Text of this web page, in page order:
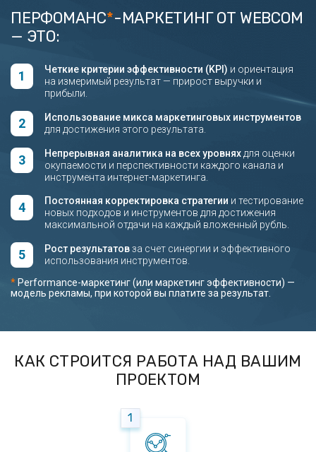
ПЕРФОМАНС*-МАРКЕТИНГ ОТ WEBCOM
— ЭТО:
Четкие критерии эффективности (KPI) и ориентация
на измеримый результат — прирост выручки и
прибыли.
Использование микса маркетинговых инструментов
для достижения этого результата.
Непрерывная аналитика на всех уровнях для оценки
окупаемости и перспективности каждого канала и
инструмента интернет-маркетинга.
Постоянная корректировка стратегии и тестирование
новых подходов и инструментов для достижения
максимальной отдачи на каждый вложенный рубль.
Рост результатовза счет синергии и эффективного
использования инструментов.
* Performance-маркетинг (или маркетинг эффективности) —
модель рекламы, при которой вы платите за результат.
КАК СТРОИТСЯ РАБОТА НАД ВАШИМ
ПРОЕКТОМ
1